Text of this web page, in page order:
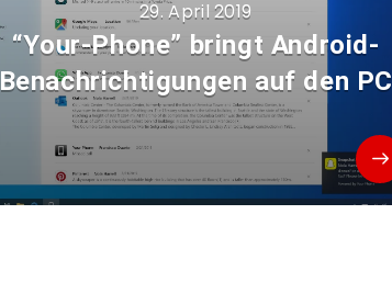
29. April 2019
“Your-Phone” bringt Android-
Benachrichtigungen auf den PC